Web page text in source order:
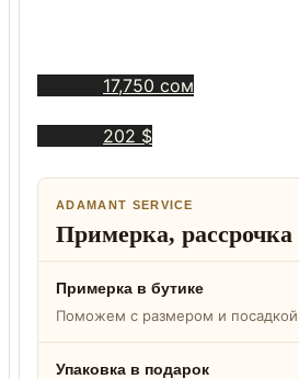
17,750 сом
202 $
ADAMANT SERVICE
Примерка,
Примерка в бутике
Поможем с размером и
Упаковка в подарок